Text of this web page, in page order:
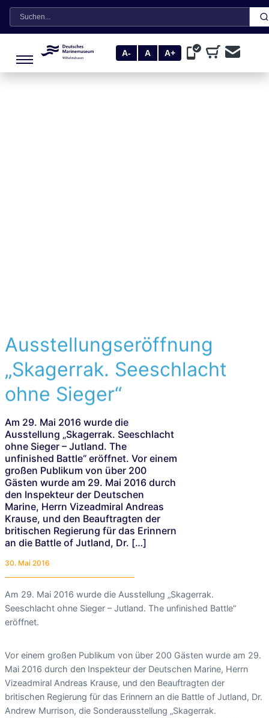
Suche
A- A A+
Ausstellungseröffnung
„Skagerrak. Seeschlacht
ohne Sieger“
Am 29. Mai 2016 wurde die
Ausstellung „Skagerrak. Seeschlacht
ohne Sieger – Jutland. The
unfinished Battle“ eröffnet. Vor einem
großen Publikum von über 200
Gästen wurde am 29. Mai 2016 durch
den Inspekteur der Deutschen
Marine, Herrn Vizeadmiral Andreas
Krause, und den Beauftragten der
britischen Regierung für das Erinnern
an die Battle of Jutland, Dr. […]
30. Mai 2016
Am 29. Mai 2016 wurde die Ausstellung „Skagerrak.
Seeschlacht ohne Sieger – Jutland. The unfinished Battle“
eröffnet.
Vor einem großen Publikum von über 200 Gästen wurde am 29.
Mai 2016 durch den Inspekteur der Deutschen Marine, Herrn
Vizeadmiral Andreas Krause, und den Beauftragten der
britischen Regierung für das Erinnern an die Battle of Jutland, Dr.
Andrew Murrison, die Sonderausstellung „Skagerrak.